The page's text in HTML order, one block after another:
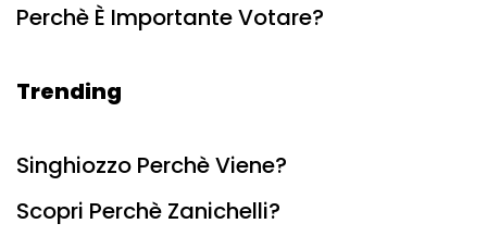
Perchè È Importante Votare?
Trending
Singhiozzo Perchè Viene?
Scopri Perchè Zanichelli?